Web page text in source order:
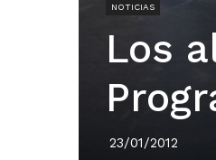
NOTICIAS
Los
23/01/2012